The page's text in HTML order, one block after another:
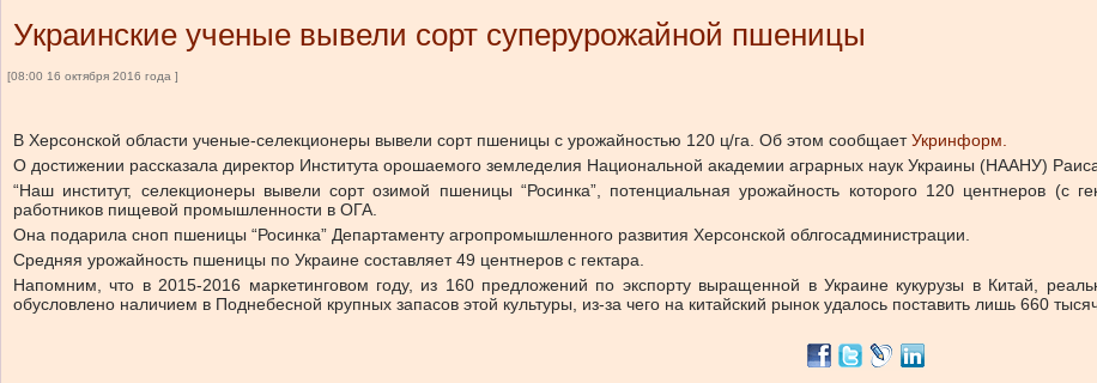
Украинские ученые вывели сорт суперурожайной пшеницы
[08:00 16 октября 2016 года ]
В Херсонской области ученые-селекционеры вывели сорт пшеницы с урожайностью 120 ц/га. Об этом сообщаетУкринформ.
О достижении рассказала директор Института орошаемого земледелия Национальной академии аграрных наук Украины (НААНУ)
“Наш институт, селекционеры вывели сорт озимой пшеницы “Росинка”, потенциальная урожайность которого 120 центнеров (с
работников пищевой промышленности в ОГА.
Она подарила сноп пшеницы “Росинка” Департаменту агропромышленного развития Херсонской облгосадминистрации.
Средняя урожайность пшеницы по Украине составляет 49 центнеров с гектара.
Напомним, что в 2015-2016 маркетинговом году, из 160 предложений по экспорту выращенной в Украине кукурузы в Китай,
обусловлено наличием в Поднебесной крупных запасов этой культуры, из-за чего на китайский рынок удалось поставить лишь 660